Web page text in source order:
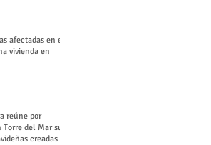
afectadas en el
vivienda en
reúne por
del Mar sus
creadas